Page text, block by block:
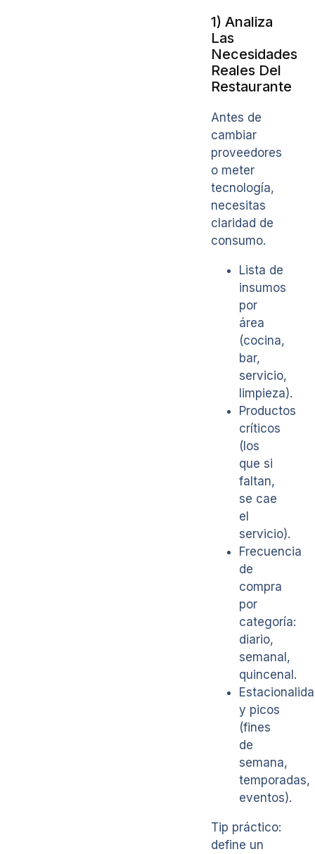
1) Analiza
Las
Necesidades
Reales Del
Restaurante
Antes de
cambiar
proveedores
o meter
tecnología,
necesitas
claridad de
consumo.
Lista de
insumos
por
área
(cocina,
bar,
servicio,
limpieza).
Productos
críticos
(los
que si
faltan,
se cae
el
servicio).
Frecuencia
de
compra
por
categoría:
diario,
semanal,
quincenal.
y picos
(fines
de
semana,
temporadas,
eventos).
Tip práctico:
define un